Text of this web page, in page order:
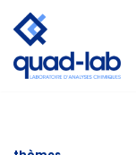
Aller
au